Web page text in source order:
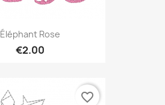
Éléphant Rose
€2.00
favorite_border